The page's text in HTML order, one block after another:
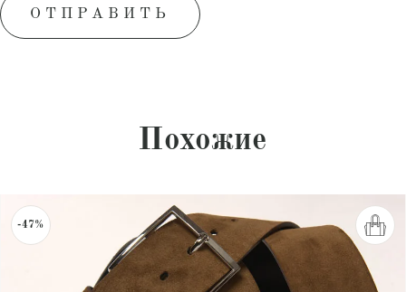
Похожие
-47%